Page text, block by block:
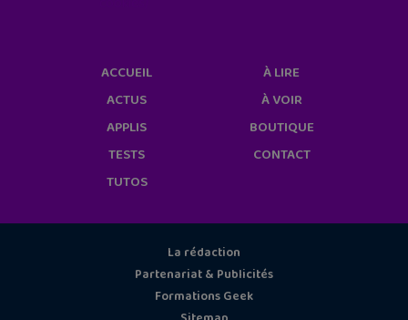
ACCUEIL
ACTUS
APPLIS
TESTS
TUTOS
À LIRE
À VOIR
BOUTIQUE
CONTACT
La rédaction
Partenariat & Publicités
Formations Geek